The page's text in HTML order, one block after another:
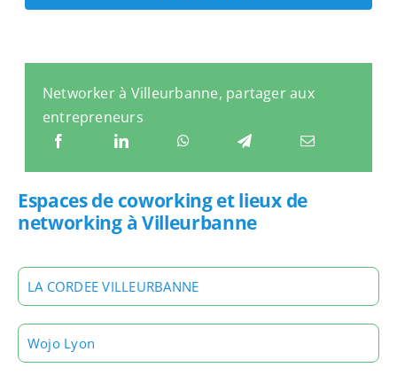
Networker à Villeurbanne, partager aux
entrepreneurs
Espaces de coworking et lieux de
networking à Villeurbanne
LA CORDEE VILLEURBANNE
Wojo Lyon